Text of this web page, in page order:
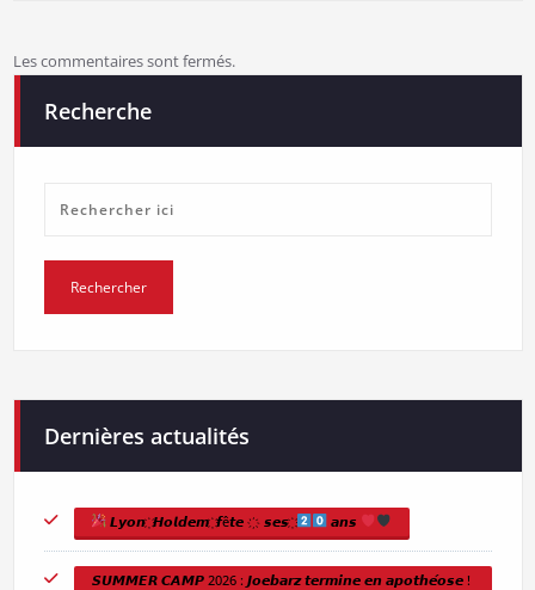
Les commentaires sont fermés.
Recherche
Dernières actualités
𝙇𝙮𝙤𝙣 ҉ 𝙃𝙤𝙡𝙙𝙚𝙢 ҉ 𝙛ê𝙩𝙚 ҉ 𝙨𝙚𝙨 ҉ 𝙖𝙣𝙨
𝙎𝙐𝙈𝙈𝙀𝙍 𝘾𝘼𝙈𝙋 2026 : 𝙅𝙤𝙚𝙗𝙖𝙧𝙯 𝙩𝙚𝙧𝙢𝙞𝙣𝙚 𝙚𝙣 𝙖𝙥𝙤𝙩𝙝𝙚́𝙤𝙨𝙚 !